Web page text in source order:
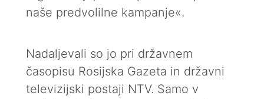
naše predvolilne kampanje«.
Nadaljevali so jo pri državnem
časopisu Rosijska Gazeta in državni
televizijski postaji NTV. Samo v